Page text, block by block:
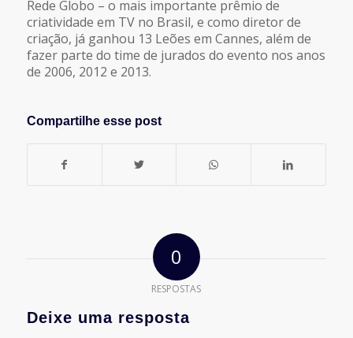
Rede Globo – o mais importante prêmio de
criatividade em TV no Brasil, e como diretor de
criação, já ganhou 13 Leões em Cannes, além de
fazer parte do time de jurados do evento nos anos
de 2006, 2012 e 2013.
Compartilhe esse post
0
RESPOSTAS
Deixe uma resposta